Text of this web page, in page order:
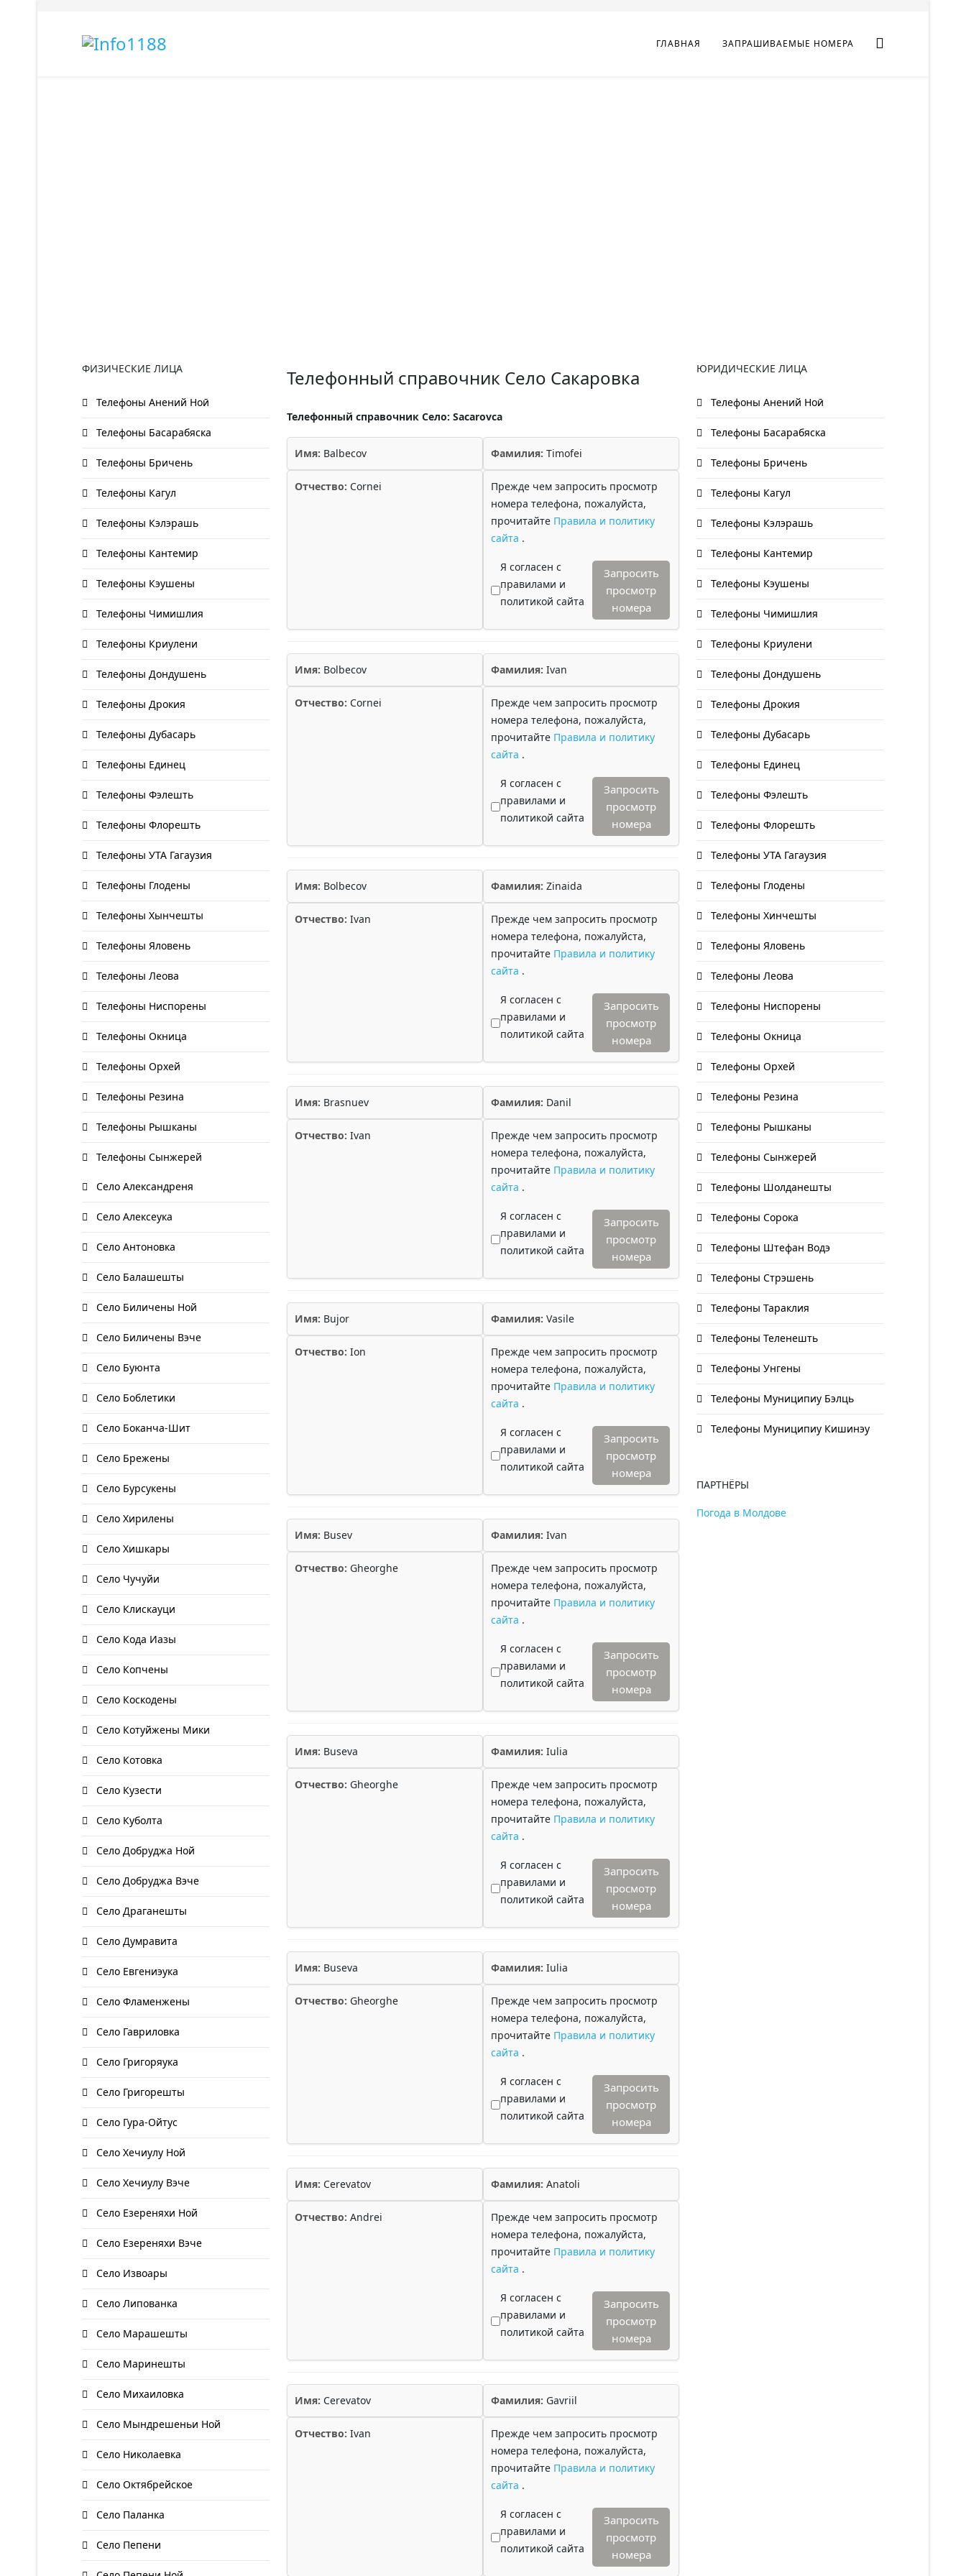
ГЛАВНАЯ ЗАПРАШИВАЕМЫЕ НОМЕРА
ФИЗИЧЕСКИЕ ЛИЦА
Телефоны Анений Ноӣ
Телефоны Басарабяска
Телефоны Бричень
Телефоны Кагул
Телефоны Кэлэрашь
Телефоны Кантемир
Телефоны Кэушены
Телефоны Чимишлия
Телефоны Криулени
Телефоны Дондушень
Телефоны Дрокия
Телефоны Дубасарь
Телефоны Единец
Телефоны Фэлешть
Телефоны Флорешть
Телефоны УТА Гагаузия
Телефоны Глодены
Телефоны Хынчешты
Телефоны Яловень
Телефоны Леова
Телефоны Ниспорены
Телефоны Окница
Телефоны Орхей
Телефоны Резина
Телефоны Рышканы
Телефоны Сынжерей
Село Александреня
Село Алексеука
Село Антоновка
Село Балашешты
Село Биличены Ной
Село Биличены Вэче
Село Буюнта
Село Боблетики
Село Боканча-Шит
Село Брежены
Село Бурсукены
Село Хирилены
Село Хишкары
Село Чучуйи
Село Клискауци
Село Кода Иазы
Село Копчены
Село Коскодены
Село Котуйжены Мики
Село Котовка
Село Кузести
Село Куболта
Село Добруджа Ной
Село Добруджа Вэче
Село Драганешты
Село Думравита
Село Евгениэука
Село Фламенжены
Село Гавриловка
Село Григоряука
Село Григорешты
Село Гура-Ойтус
Село Хечиулу Ной
Село Хечиулу Вэче
Село Езереняхи Ной
Село Езереняхи Вэче
Село Извоары
Село Липованка
Село Марашешты
Село Маринешты
Село Михаиловка
Село Мындрешеньи Ной
Село Николаевка
Село Октябрейское
Село Паланка
Село Пепени
Телефонный справочник Село Сакаровка
Телефонный справочник Село: Sacarovca
Имя: Balbecov Фамилия: Timofei
Отчество: Cornei
Прежде чем запросить просмотр
номера телефона, пожалуйста,
прочитайте Правила и политику
сайта .
Я согласен с
правилами и
политикой сайта
Запросить
просмотр
номера
Имя: Bolbecov Фамилия: Ivan
Отчество: Cornei
Прежде чем запросить просмотр
номера телефона, пожалуйста,
прочитайте Правила и политику
сайта .
Я согласен с
правилами и
политикой сайта
Запросить
просмотр
номера
Имя: Bolbecov Фамилия: Zinaida
Отчество: Ivan
Прежде чем запросить просмотр
номера телефона, пожалуйста,
прочитайте Правила и политику
сайта .
Я согласен с
правилами и
политикой сайта
Запросить
просмотр
номера
Имя: Brasnuev Фамилия: Danil
Отчество: Ivan
Прежде чем запросить просмотр
номера телефона, пожалуйста,
прочитайте Правила и политику
сайта .
Я согласен с
правилами и
политикой сайта
Запросить
просмотр
номера
Имя: Bujor Фамилия: Vasile
Отчество: Ion
Прежде чем запросить просмотр
номера телефона, пожалуйста,
прочитайте Правила и политику
сайта .
Я согласен с
правилами и
политикой сайта
Запросить
просмотр
номера
Имя: Busev Фамилия: Ivan
Отчество: Gheorghe
Прежде чем запросить просмотр
номера телефона, пожалуйста,
прочитайте Правила и политику
сайта .
Я согласен с
правилами и
политикой сайта
Запросить
просмотр
номера
Имя: Buseva Фамилия: Iulia
Отчество: Gheorghe
Прежде чем запросить просмотр
номера телефона, пожалуйста,
прочитайте Правила и политику
сайта .
Я согласен с
правилами и
политикой сайта
Запросить
просмотр
номера
Имя: Buseva Фамилия: Iulia
Отчество: Gheorghe
Прежде чем запросить просмотр
номера телефона, пожалуйста,
прочитайте Правила и политику
сайта .
Я согласен с
правилами и
политикой сайта
Запросить
просмотр
номера
Имя: Cerevatov Фамилия: Anatoli
Отчество: Andrei
Прежде чем запросить просмотр
номера телефона, пожалуйста,
прочитайте Правила и политику
сайта .
Я согласен с
правилами и
политикой сайта
Запросить
просмотр
номера
Имя: Cerevatov Фамилия: Gavriil
Отчество: Ivan
Прежде чем запросить просмотр
номера телефона, пожалуйста,
прочитайте Правила и политику
сайта .
Я согласен с
правилами и
политикой сайта
Запросить
просмотр
номера
ЮРИДИЧЕСКИЕ ЛИЦА
Телефоны Анений Ноӣ
Телефоны Басарабяска
Телефоны Бричень
Телефоны Кагул
Телефоны Кэлэрашь
Телефоны Кантемир
Телефоны Кэушены
Телефоны Чимишлия
Телефоны Криулени
Телефоны Дондушень
Телефоны Дрокия
Телефоны Дубасарь
Телефоны Единец
Телефоны Фэлешть
Телефоны Флорешть
Телефоны УТА Гагаузия
Телефоны Глодены
Телефоны Хинчешты
Телефоны Яловень
Телефоны Леова
Телефоны Ниспорены
Телефоны Окница
Телефоны Орхей
Телефоны Резина
Телефоны Рышканы
Телефоны Сынжерей
Телефоны Шолданешты
Телефоны Сорока
Телефоны Штефан Водэ
Телефоны Стрэшень
Телефоны Тараклия
Телефоны Теленешть
Телефоны Унгены
Телефоны Муниципиу Бэлць
Телефоны Муниципиу Кишинэу
ПАРТНЁРЫ
Погода в Молдове